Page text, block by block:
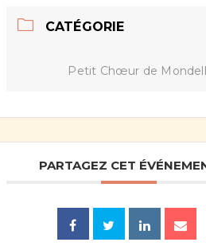
CATÉGORIE
Petit Chœur de
PARTAGEZ CET